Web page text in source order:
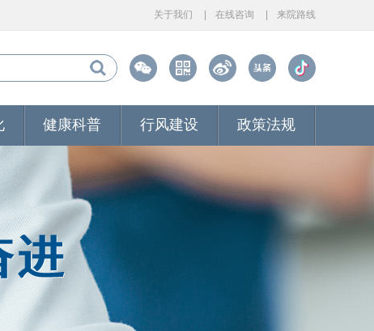
关于我们 在线咨询 来院路线
健康科普 行风建设 政策法规